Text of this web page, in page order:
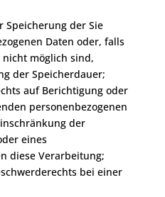
Speicherung der Sie
Daten oder, falls
möglich sind,
der Speicherdauer;
auf Berichtigung oder
personenbezogenen
der
eines
diese Verarbeitung;
bei einer